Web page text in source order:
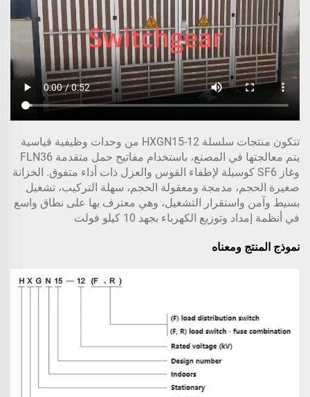
تتكون منتجات سلسلة HXGN15-12 من وحدات وظيفية قياسية
يتم معالجتها في المصنع، باستخدام مفاتيح حمل متقدمة FLN36
وغاز SF6 كوسيلة لإطفاء القوس والعزل ذات أداء متفوق. الخزانة
صغيرة الحجم، مدمجة ومعقولة الحجم، سهلة التركيب، تشغيل
بسيط وآمن واستقرار التشغيل، وهي معترف بها على نطاق واسع
في أنظمة إمداد وتوزيع الكهرباء بجهد 10 كيلو فولت
نموذج المنتج ومعناه